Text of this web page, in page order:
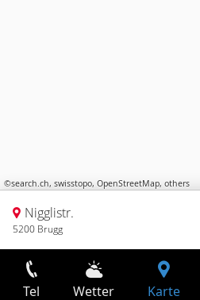
©search.ch, swisstopo, OpenStreetMap, others
Nigglistr.
5200 Brugg
Tel Wetter Karte